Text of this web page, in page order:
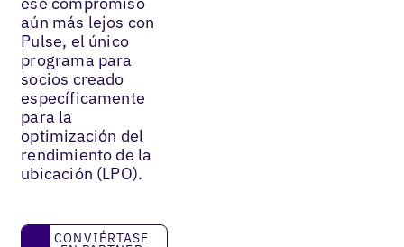
aún más lejos con
Pulse, el único
programa para
socios creado
específicamente
para la
optimización del
rendimiento de la
ubicación (LPO).
Conviértase en partner
CONVIÉRTASE